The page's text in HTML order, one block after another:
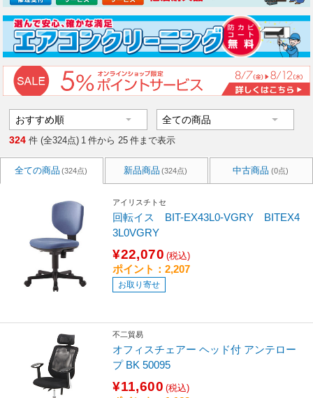
324 件 (全324点) 1 件から 25 件まで表示
全ての商品 (324点) 新品商品 (324点) 中古商品 (0点)
アイリスチトセ
回転イス BIT-EX43L0-VGRY BITEX4
3L0VGRY
¥22,070 (税込)
ポイント：2,207
お取り寄せ
不二貿易
オフィスチェアー ヘッド付 アンテロー
プ BK 50095
¥11,600 (税込)